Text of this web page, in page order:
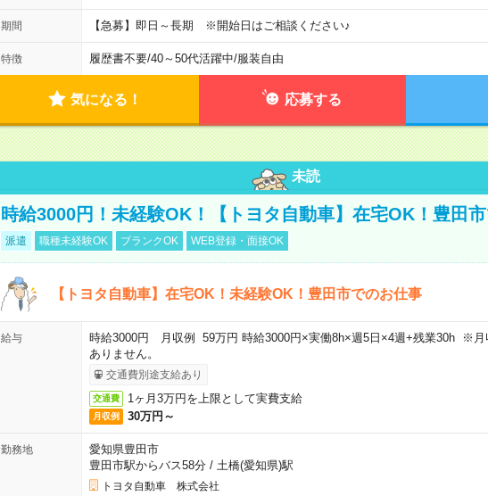
期間 【急募】即日～長期 ※開始日はご相談ください♪
特徴 履歴書不要/40～50代活躍中/服装自由
気になる！ 応募する
未読
時給3000円！未経験OK！【トヨタ自動車】在宅OK！豊田
派遣 職種未経験OK ブランクOK WEB登録・面接OK
【トヨタ自動車】在宅OK！未経験OK！豊田市でのお仕事
給与
時給3000円 月収例 59万円 時給3000円×実働8h×週5日×4週+残業30h ※月
ありません。
交通費別途支給あり
交通費 1ヶ月3万円を上限として実費支給
月収例 30万円～
勤務地
愛知県豊田市
豊田市駅からバス58分/ 土橋(愛知県)駅
トヨタ自動車 株式会社